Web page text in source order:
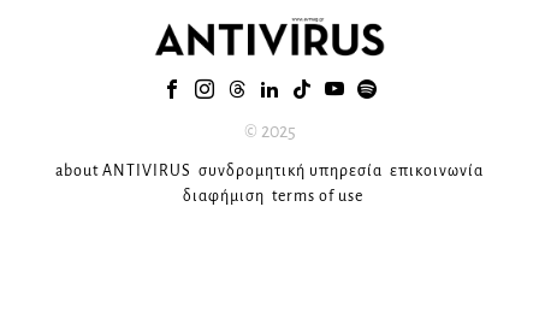
© 2025
about ANTIVIRUS συνδρομητική υπηρεσία επικοινωνία
διαφήμιση terms of use